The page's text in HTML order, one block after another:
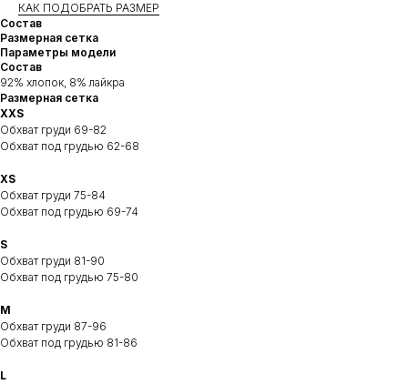
КАК ПОДОБРАТЬ РАЗМЕР
Состав
Размерная сетка
Параметры модели
Состав
92% хлопок, 8% лайкра
Размерная сетка
XXS
Обхват груди 69-82
Обхват под грудью 62-68
XS
Обхват груди 75-84
Обхват под грудью 69-74
S
Обхват груди 81-90
Обхват под грудью 75-80
M
Обхват груди 87-96
Обхват под грудью 81-86
L